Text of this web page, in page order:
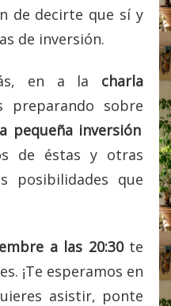
de decirte que sí y
de inversión.
en a la charla
preparando sobre
pequeña inversión
de éstas y otras
posibilidades que
a las 20:30 te
¡Te esperamos en
asistir, ponte